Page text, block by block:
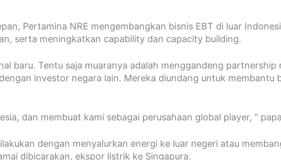
Pertamina NRE mengembangkan bisnis EBT di luar
serta meningkatkan capability dan capacity building.
baru. Tentu saja muaranya adalah menggandeng
investor negara lain. Mereka diundang untuk membantu
dan membuat kami sebagai perusahaan global player, “
dengan menyalurkan energi ke luar negeri atau
dibicarakan, ekspor listrik ke Singapura.